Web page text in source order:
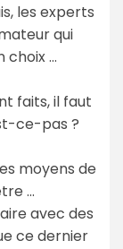
les experts
qui
...
faits, il faut
ce-pas ?
moyens de
...
avec des
ce dernier